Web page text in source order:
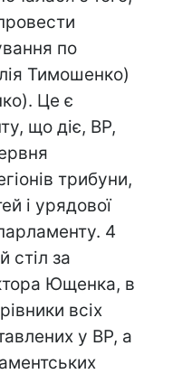
по
Тимошенко)
Це є
що діє, ВР,
трибуни,
і урядової
4
стіл за
Ющенка, в
всіх
у ВР, а